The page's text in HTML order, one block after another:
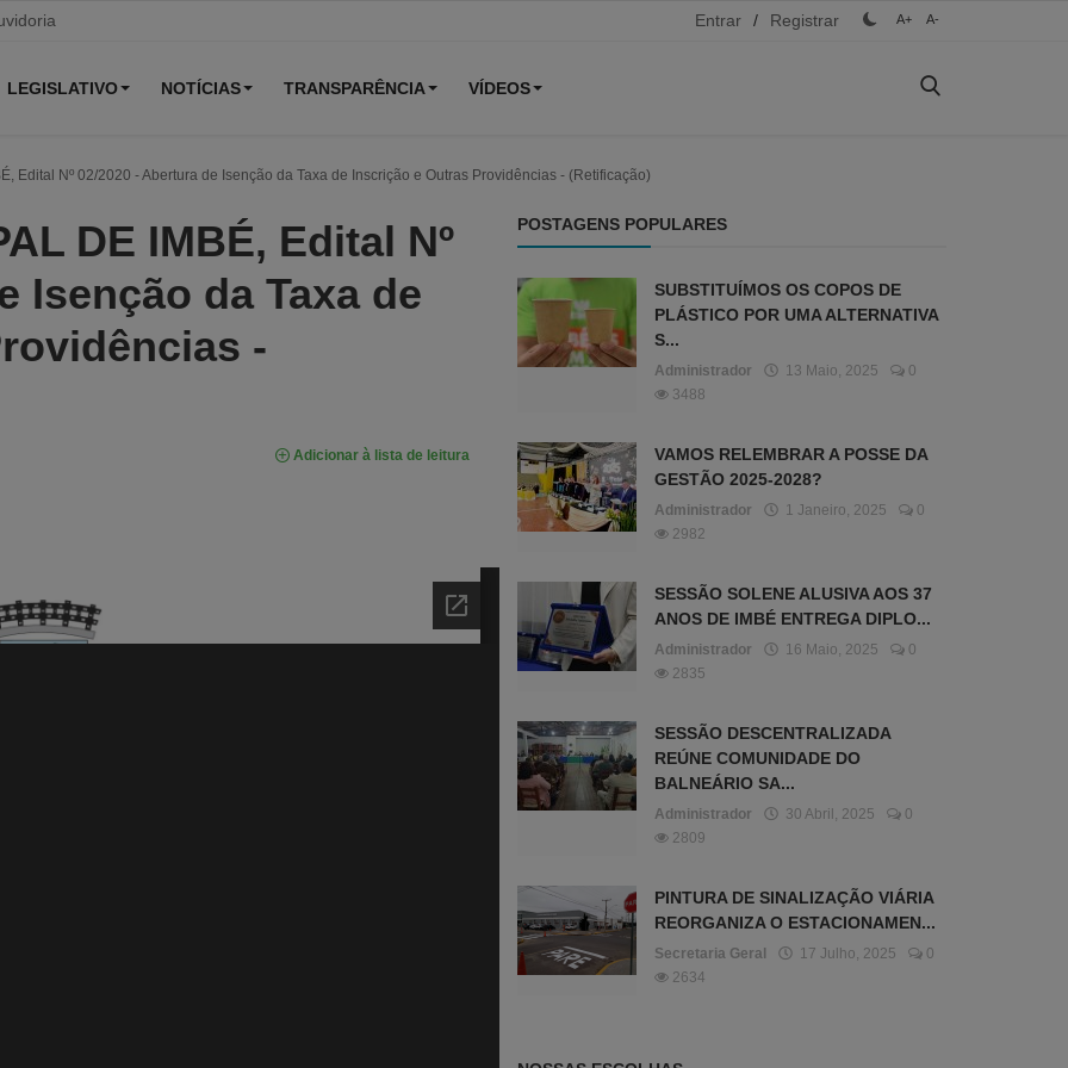
Entrar / Registrar A+ A-
LEGISLATIVO NOTÍCIAS TRANSPARÊNCIA VÍDEOS
Edital Nº 02/2020 - Abertura de Isenção da Taxa de Inscrição e Outras Providências - (Retificação)
DE IMBÉ, Edital Nº
Isenção da Taxa de
-
Adicionar à lista de leitura
POSTAGENS POPULARES
SUBSTITUÍMOS OS COPOS DE
PLÁSTICO POR UMA ALTERNATIVA
S...
Administrador 13 Maio, 2025
0
3488
VAMOS RELEMBRAR A POSSE DA
GESTÃO 2025-2028?
Administrador 1 Janeiro, 2025
0
2982
SESSÃO SOLENE ALUSIVA AOS 37
ANOS DE IMBÉ ENTREGA DIPLO...
Administrador 16 Maio, 2025
0
2835
SESSÃO DESCENTRALIZADA
REÚNE COMUNIDADE DO
BALNEÁRIO SA...
Administrador 30 Abril, 2025
0
2809
PINTURA DE SINALIZAÇÃO VIÁRIA
REORGANIZA O ESTACIONAMEN...
Secretaria Geral 17 Julho, 2025
0
2634